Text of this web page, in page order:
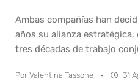
Ambas compañías han
años su alianza
tres décadas de trabajo
Por Valentina Tassone · 31